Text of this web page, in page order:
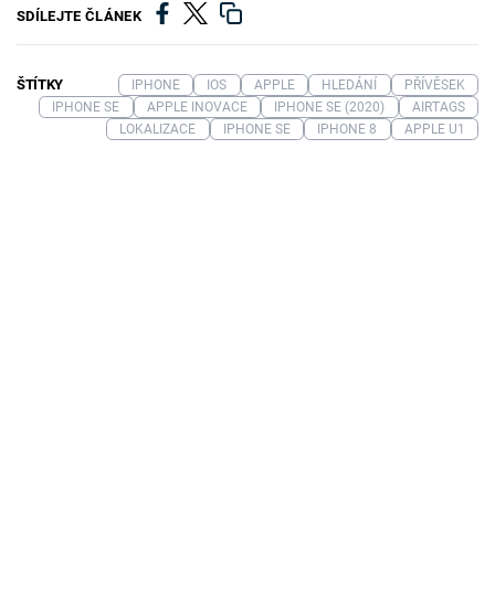
SDÍLEJTE ČLÁNEK
ŠTÍTKY IPHONE IOS APPLE HLEDÁNÍ
PŘÍVĚSEK
IPHONE SE
APPLE INOVACE IPHONE SE (2020)
AIRTAGS
LOKALIZACE
IPHONE SE IPHONE 8 APPLE U1